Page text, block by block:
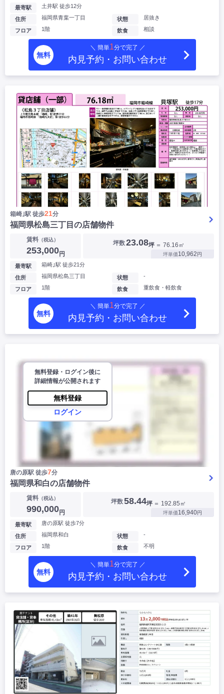
最寄駅 土井駅 徒歩12分
住所 福岡県青葉一丁目
フロア 1階
状態 居抜き
飲食 相談
無料
＼ 簡単1分で完了 ／
内見予約・お問い合わせ
箱崎｣駅 徒歩21分
福岡県松島三丁目の店舗物件
賃料（税込）
253,000円
坪数23.08坪 ＝ 76.16㎡
坪単価10,962円
最寄駅 箱崎｣駅 徒歩21分
住所 福岡県松島三丁目
フロア 1階
状態 -
飲食 重飲食・軽飲食
無料
＼ 簡単1分で完了 ／
内見予約・お問い合わせ
無料登録・ログイン後に
詳細情報が公開されます
無料登録
ログイン
唐の原駅 徒歩7分
福岡県和白の店舗物件
賃料（税込）
990,000円
坪数58.44坪 ＝ 192.85㎡
坪単価16,940円
最寄駅 唐の原駅 徒歩7分
住所 福岡県和白
フロア 1階
状態 -
飲食 不明
無料
＼ 簡単1分で完了 ／
内見予約・お問い合わせ